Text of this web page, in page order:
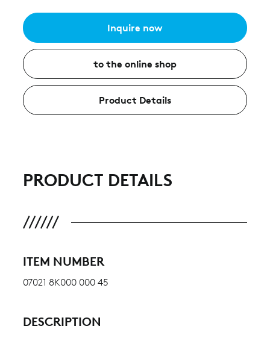
Inquire now
to the online shop
Product Details
PRODUCT DETAILS
ITEM NUMBER
07021 8K000 000 45
DESCRIPTION